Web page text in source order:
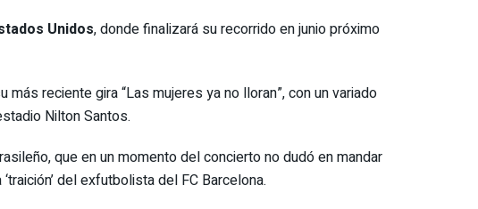
Unidos, donde finalizará su recorrido en junio próximo
reciente gira “Las mujeres ya no lloran”, con un variado
Nilton Santos.
que en un momento del concierto no dudó en mandar
del exfutbolista del FC Barcelona.